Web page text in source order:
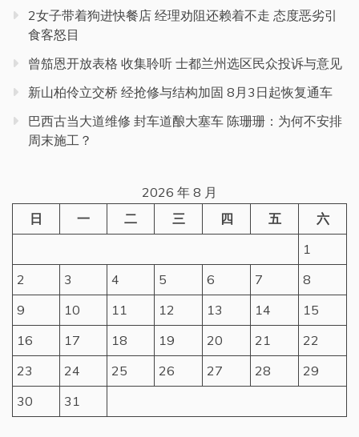
2女子带着狗进快餐店 经理劝阻还赖着不走 态度恶劣引
食客怒目
曾笳恩开放表格 收集聆听 士都兰州选区民众投诉与意见
新山柏伶立交桥 经抢修与结构加固 8月3日起恢复通车
巴西古当大道维修 封车道酿大塞车 陈珊珊：为何不安排
周末施工？
2026 年 8 月
日
一 二 三 四 五
六
1
2
3 4 5 6 7
8
9
10 11 12 13 14
15
16
17 18 19 20 21
22
23
24 25 26 27 28
29
30
31